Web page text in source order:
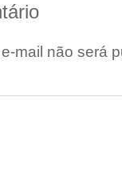
mail não será